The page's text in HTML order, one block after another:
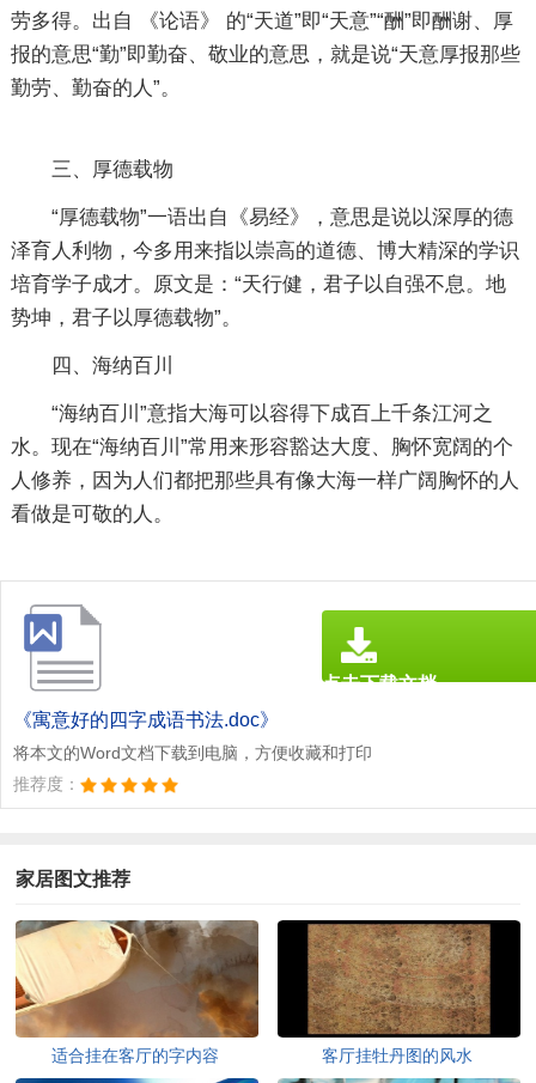
劳多得。出自 《论语》 的“天道”即“天意”“酬”即酬谢、厚
报的意思“勤”即勤奋、敬业的意思，就是说“天意厚报那些
勤劳、勤奋的人”。
三、厚德载物
“厚德载物”一语出自《易经》，意思是说以深厚的德
泽育人利物，今多用来指以崇高的道德、博大精深的学识
培育学子成才。原文是：“天行健，君子以自强不息。地
势坤，君子以厚德载物”。
四、海纳百川
“海纳百川”意指大海可以容得下成百上千条江河之
水。现在“海纳百川”常用来形容豁达大度、胸怀宽阔的个
人修养，因为人们都把那些具有像大海一样广阔胸怀的人
看做是可敬的人。
《寓意好的四字成语书法.doc》
将本文的Word文档下载到电脑，方便收藏和打印
推荐度：
点击下载文档
家居图文推荐
适合挂在客厅的字内容 客厅挂牡丹图的风水